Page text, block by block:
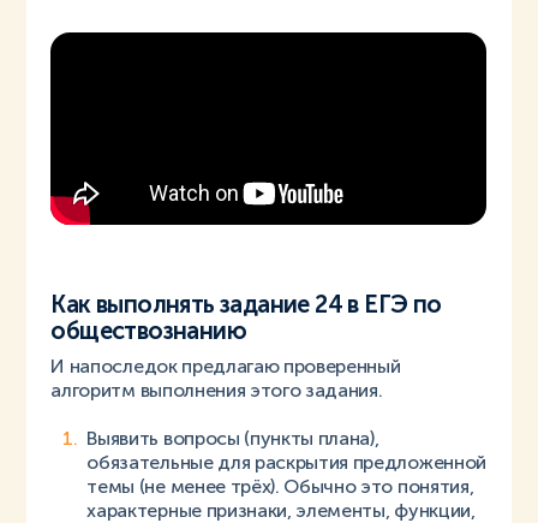
Как выполнять задание 24 в ЕГЭ по
обществознанию
И напоследок предлагаю проверенный
алгоритм выполнения этого задания.
Выявить вопросы (пункты плана),
обязательные для раскрытия предложенной
темы (не менее трёх). Обычно это понятия,
характерные признаки, элементы, функции,